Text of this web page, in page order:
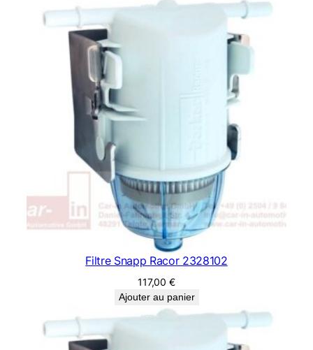
Filtre Snapp Racor 2328102
117,00€
Ajouter au panier